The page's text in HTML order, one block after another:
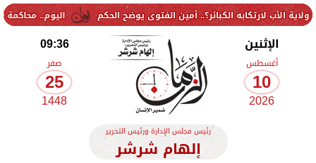
اليوم.. محاكمة 9 متهمين في قضية «جماعة إرهابية» بالتجمع الخامس أمين الفتوى يوضح الحكم
الإثنين
أغسطس
10
2026
09:36
صفر
25
1448
رئيس مجلس الإدارة ورئيس التحرير
إلهام شرشر